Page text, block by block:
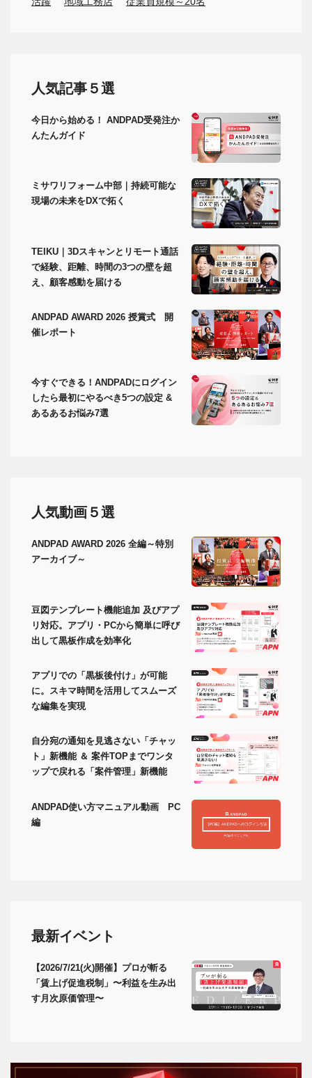
人気記事５選
今日から始める！ ANDPAD受発注か
んたんガイド
ミサワリフォーム中部｜持続可能な
現場の未来をDXで拓く
TEIKU｜3Dスキャンとリモート通話
で経験、距離、時間の3つの壁を超
え、顧客感動を届ける
ANDPAD AWARD 2026 授賞式 開
催レポート
今すぐできる！ANDPADにログイン
したら最初にやるべき5つの設定 &
あるあるお悩み7選
人気動画５選
ANDPAD AWARD 2026 全編～特別
アーカイブ～
豆図テンプレート機能追加 及びアプ
リ対応。アプリ・PCから簡単に呼び
出して黒板作成を効率化
アプリでの「黒板後付け」が可能
に。スキマ時間を活用してスムーズ
な編集を実現
自分宛の通知を見逃さない「チャッ
ト」新機能 ＆ 案件TOPまでワンタ
ップで戻れる「案件管理」新機能
ANDPAD使い方マニュアル動画 PC
編
最新イベント
【2026/7/21(火)開催】プロが斬る
「賃上げ促進税制」〜利益を生み出
す月次原価管理〜